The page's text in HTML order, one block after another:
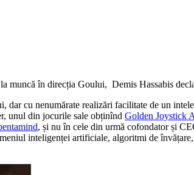
muncă în direcția Goului, Demis Hassabis
dar cu nenumărate realizări facilitate de un
unul din jocurile sale obținînd Golden Joystick
, și nu în cele din urmă cofondator și
inteligenței artificiale, algoritmi de